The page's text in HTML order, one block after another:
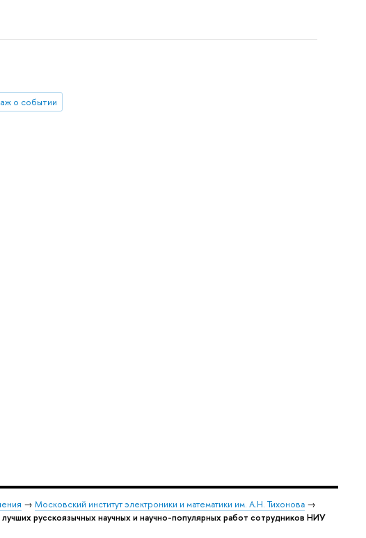
о событии
→ Московский институт электроники и математики им. А.Н. Тихонова →
русскоязычных научных и научно-популярных работ сотрудников НИУ